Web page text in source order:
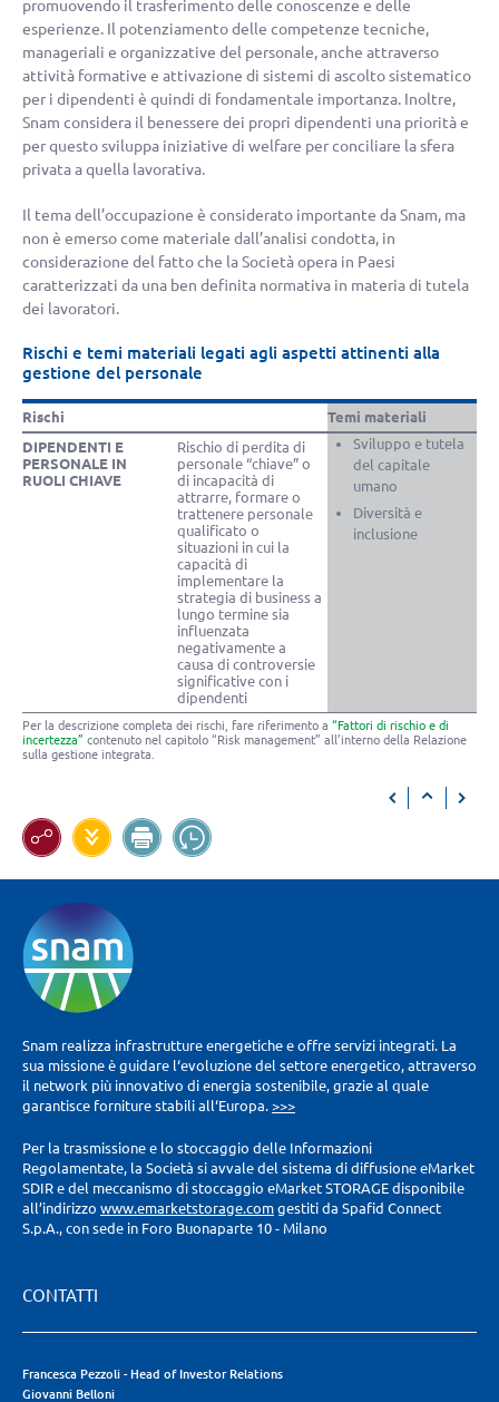
promuovendo il trasferimento delle conoscenze e delle
esperienze. Il potenziamento delle competenze tecniche,
manageriali e organizzative del personale, anche attraverso
attività formative e attivazione di sistemi di ascolto sistematico
per i dipendenti è quindi di fondamentale importanza. Inoltre,
Snam considera il benessere dei propri dipendenti una priorità e
per questo sviluppa iniziative di welfare per conciliare la sfera
privata a quella lavorativa.
Il tema dell’occupazione è considerato importante da Snam, ma
non è emerso come materiale dall’analisi condotta, in
considerazione del fatto che la Società opera in Paesi
caratterizzati da una ben definita normativa in materia di tutela
dei lavoratori.
Rischi e temi materiali legati agli aspetti attinenti alla
gestione del personale
Rischi
Temi materiali
DIPENDENTI E
PERSONALE IN
RUOLI CHIAVE
Rischio di perdita di
personale “chiave” o
di incapacità di
attrarre, formare o
trattenere personale
qualificato o
situazioni in cui la
capacità di
implementare la
strategia di business a
lungo termine sia
influenzata
negativamente a
causa di controversie
significative con i
dipendenti
Sviluppo e tutela
del capitale
umano
Diversità e
inclusione
Per la descrizione completa dei rischi, fare riferimento a “Fattori di rischio e di
incertezza” contenuto nel capitolo “Risk management” all’interno della Relazione
sulla gestione integrata.
Snam realizza infrastrutture energetiche e offre servizi integrati. La
sua missione è guidare l‘evoluzione del settore energetico, attraverso
il network più innovativo di energia sostenibile, grazie al quale
garantisce forniture stabili all‘Europa. >>>
Per la trasmissione e lo stoccaggio delle Informazioni
Regolamentate, la Società si avvale del sistema di diffusione eMarket
SDIR e del meccanismo di stoccaggio eMarket STORAGE disponibile
all’indirizzo www.emarketstorage.com gestiti da Spafid Connect
S.p.A., con sede in Foro Buonaparte 10 - Milano
CONTATTI
Francesca Pezzoli - Head of Investor Relations
Giovanni Belloni